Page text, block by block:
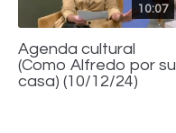
10:07
Agenda cultural
(Como Alfredo por su
casa) (10/12/24)